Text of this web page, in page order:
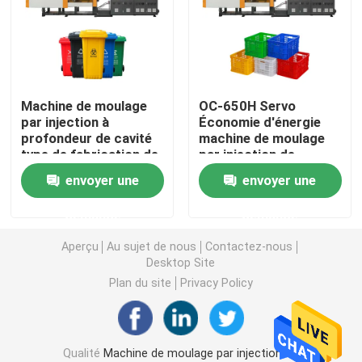
Machine hydraulique de moulage par injection
machine à grande vitesse de moulage par injection
Machine de moulage par injection de moteur servo
Machine de moulage par injection d'ANIMAL FAMILIER
Machine de moulage par injection de PVC
Mini Injection Molding Machine
Machine de moulage
par injection à
profondeur de cavité
type de fabrication de
seaux pour poubelles
industrielles
extérieures
envoyer une
OC-650H Servo
Économie d'énergie
machine de moulage
par injection de
fabrication de panier
en plastiqueenvoyer une
Aperçu Au sujet de nous
Contactez-nous
Desktop Site
Plan du site
Privacy Policy
Qualité Machine de moulage par injection de